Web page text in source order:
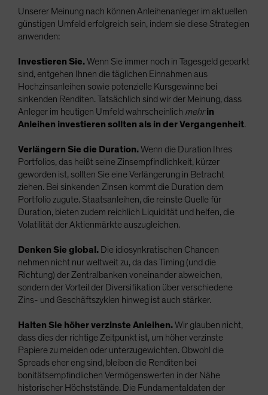
Unserer Meinung nach können Anleihenanleger im aktuellen
günstigen Umfeld erfolgreich sein, indem sie diese Strategien
anwenden:
Investieren Sie.Wenn Sie immer noch in Tagesgeld geparkt
sind, entgehen Ihnen die täglichen Einnahmen aus
Hochzinsanleihen sowie potenzielle Kursgewinne bei
sinkenden Renditen. Tatsächlich sind wir der Meinung, dass
Anleger im heutigen Umfeld wahrscheinlich mehr in
Anleihen investieren sollten als in der Vergangenheit.
Verlängern Sie die Duration.Wenn die Duration Ihres
Portfolios, das heißt seine Zinsempfindlichkeit, kürzer
geworden ist, sollten Sie eine Verlängerung in Betracht
ziehen. Bei sinkenden Zinsen kommt die Duration dem
Portfolio zugute. Staatsanleihen, die reinste Quelle für
Duration, bieten zudem reichlich Liquidität und helfen, die
Volatilität der Aktienmärkte auszugleichen.
Denken Sie global. Die idiosynkratischen Chancen
nehmen nicht nur weltweit zu, da das Timing (und die
Richtung) der Zentralbanken voneinander abweichen,
sondern der Vorteil der Diversifikation über verschiedene
Zins- und Geschäftszyklen hinweg ist auch stärker.
Halten Sie höher verzinste Anleihen.Wir glauben nicht,
dass dies der richtige Zeitpunkt ist, um höher verzinste
Papiere zu meiden oder unterzugewichten. Obwohl die
Spreads eher eng sind, bleiben die Renditen bei
bonitätsempfindlichen Vermögenswerten in der Nähe
historischer Höchststände. Die Fundamentaldaten der